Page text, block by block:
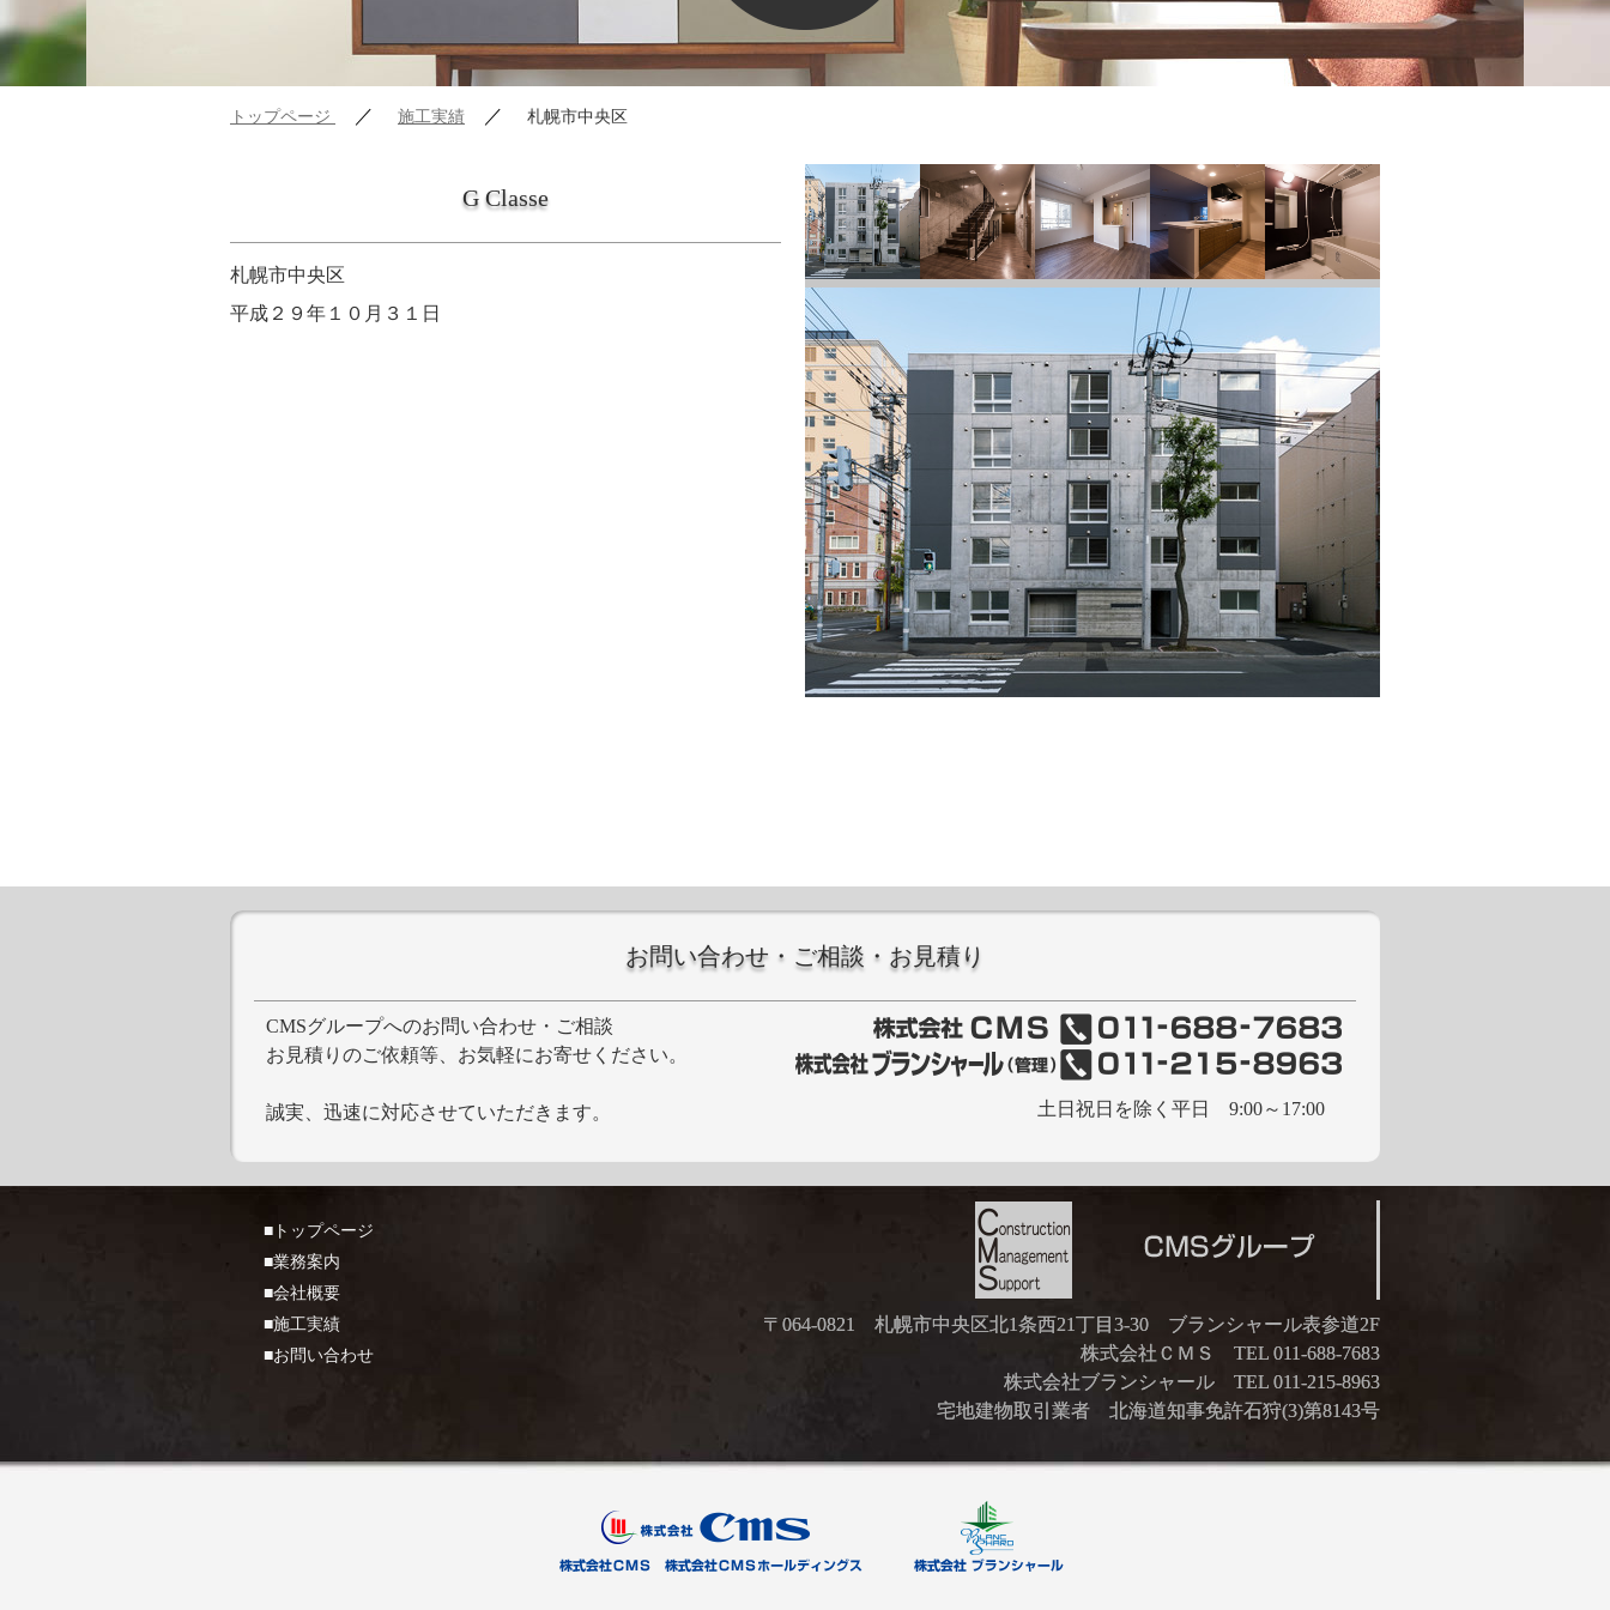
トップページ ／ 施工実績 ／ 札幌市中央区
G Classe
札幌市中央区
平成２９年１０月３１日
お問い合わせ・ご相談・お見積り
CMSグループへのお問い合わせ・ご相談
お見積りのご依頼等、お気軽にお寄せください。
誠実、迅速に対応させていただきます。 土日祝日を除く平日 9:00～17:00
■トップページ
■業務案内
■会社概要
■施工実績
■お問い合わせ
〒064-0821 札幌市中央区北1条西21丁目3-30 ブランシャール表参道2F
株式会社ＣＭＳ TEL 011-688-7683
株式会社ブランシャール TEL 011-215-8963
宅地建物取引業者 北海道知事免許石狩(3)第8143号